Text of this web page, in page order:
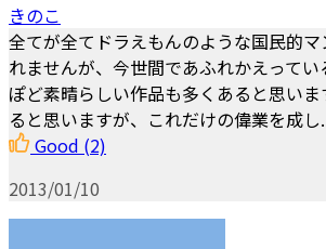
きのこ
全てが全てドラえもんのような国民的
れませんが、今世間であふれかえってい
ぽど素晴らしい作品も多くあると思い
ると思いますが、これだけの偉業を成し
Good (2)
2013/01/10